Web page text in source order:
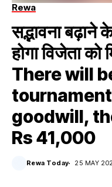
Rewa
सद्भावना बढ़ाने
होगा विजेता
There will
goodwill,
Rs 41,000
Rewa Today 25 MAY